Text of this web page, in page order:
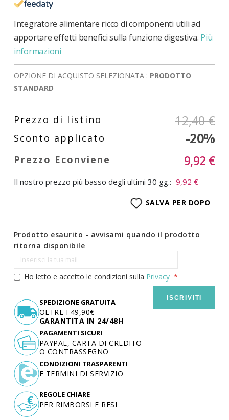
Integratore alimentare ricco di componenti utili ad
apportare effetti benefici sulla funzione digestiva. Più
informazioni
OPZIONE DI ACQUISTO SELEZIONATA : PRODOTTO
STANDARD
12,40 €
-20%
9,92 €
Il nostro prezzo più basso degli ultimi 30 gg.: 9,92 €
SALVA PER DOPO
Prodotto esaurito - avvisami quando il prodotto
ritorna disponibile
Ho letto e accetto le condizioni sulla Privacy
ISCRIVITI
SPEDIZIONE GRATUITA
OLTRE I 49,90€
GARANTITA IN 24/48H
PAGAMENTI SICURI
PAYPAL, CARTA DI CREDITO
O CONTRASSEGNO
CONDIZIONI TRASPARENTI
E TERMINI DI SERVIZIO
REGOLE CHIARE
PER RIMBORSI E RESI